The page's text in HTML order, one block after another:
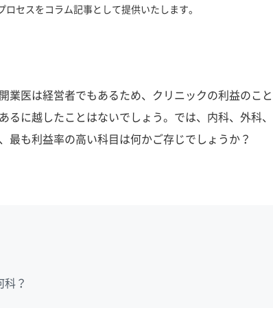
セスをコラム記事として提供いたします。
業医は経営者でもあるため、クリニックの利益のこと
に越したことはないでしょう。では、内科、外科、
最も利益率の高い科目は何かご存じでしょうか？
科？